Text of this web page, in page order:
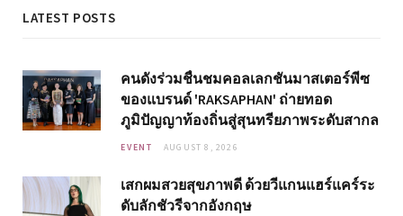
LATEST POSTS
คนดังร่วมชื่นชมคอลเลกชันมาสเตอร์พีซ
ของแบรนด์ 'RAKSAPHAN' ถ่ายทอด
ภูมิปัญญาท้องถิ่นสู่สุนทรียภาพระดับสากล
EVENT AUGUST 8, 2026
เสกผมสวยสุขภาพดี ด้วยวีแกนแฮร์แคร์ระ
ดับลักชัวรีจากอังกฤษ